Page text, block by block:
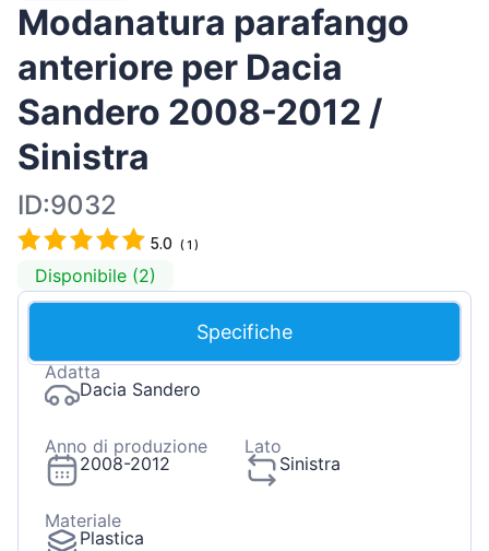
Modanatura parafango
anteriore per Dacia
Sandero 2008-2012 /
Sinistra
ID:9032
5.0 (1 )
Disponibile (2)
Specifiche
Adatta
Dacia Sandero
Anno di produzione
2008-2012
Lato
Sinistra
Materiale
Plastica